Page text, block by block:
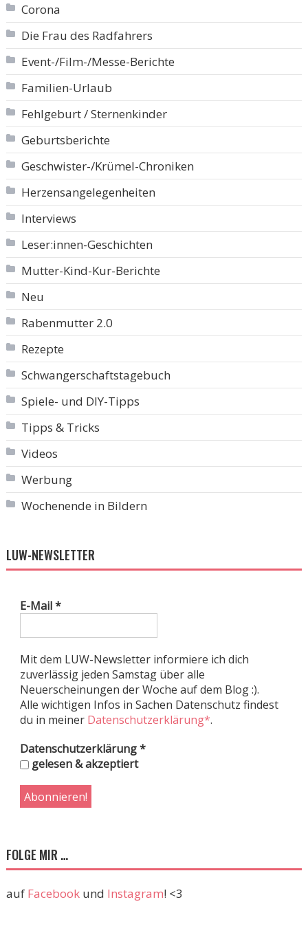
Corona
Die Frau des Radfahrers
Event-/Film-/Messe-Berichte
Familien-Urlaub
Fehlgeburt / Sternenkinder
Geburtsberichte
Geschwister-/Krümel-Chroniken
Herzensangelegenheiten
Interviews
Leser:innen-Geschichten
Mutter-Kind-Kur-Berichte
Neu
Rabenmutter 2.0
Rezepte
Schwangerschaftstagebuch
Spiele- und DIY-Tipps
Tipps & Tricks
Videos
Werbung
Wochenende in Bildern
LUW-NEWSLETTER
E-Mail*
Mit dem LUW-Newsletter informiere ich dich
zuverlässig jeden Samstag über alle
Neuerscheinungen der Woche auf dem Blog :).
Alle wichtigen Infos in Sachen Datenschutz findest
du in meiner Datenschutzerklärung*.
Datenschutzerklärung*
gelesen & akzeptiert
FOLGE MIR …
auf Facebookund Instagram! <3